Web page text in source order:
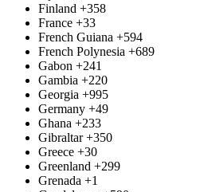
Finland +358
France +33
French Guiana +594
French Polynesia +689
Gabon +241
Gambia +220
Georgia +995
Germany +49
Ghana +233
Gibraltar +350
Greece +30
Greenland +299
Grenada +1